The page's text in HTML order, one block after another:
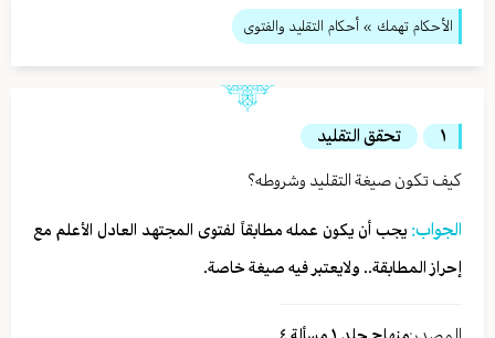
الأحكام تهمك » أحكام التقليد والفتوى
١
تحقق التقليد
كيف تكون صيغة التقليد وشروطه؟
الجواب:يجب أن يكون عمله مطابقاً لفتوى المجتهد العادل الأعلم مع
إحراز المطابقة.. ولايعتبر فيه صيغة خاصة.